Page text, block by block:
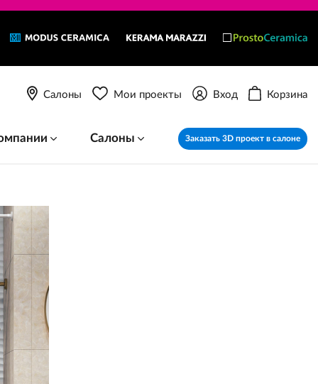
Салоны Мои проекты Вход Корзина
Салоны Заказать 3D проект в салоне